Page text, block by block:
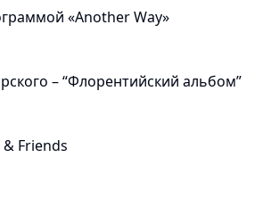
«Another Way»
– “Флорентийский альбом”
Friends